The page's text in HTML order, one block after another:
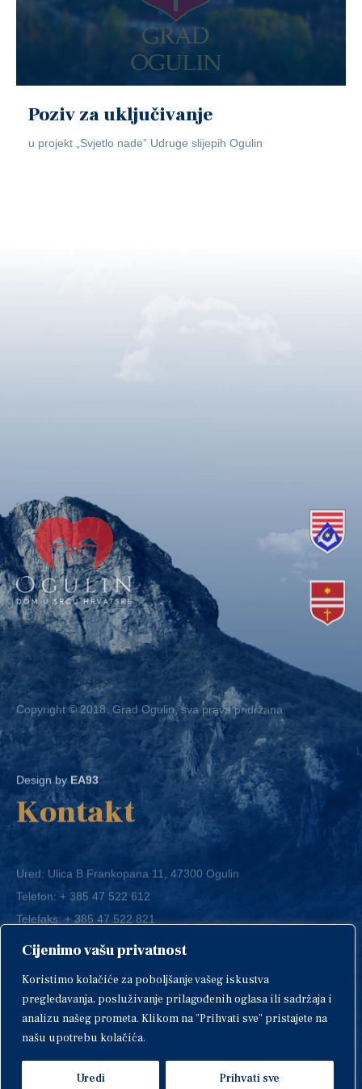
Cijenimo vašu privatnost
Koristimo kolačiće za poboljšanje vašeg iskustva
pregledavanja, posluživanje prilagođenih oglasa ili sadržaja i
analizu našeg prometa. Klikom na "Prihvati sve" pristajete na
našu upotrebu kolačića.
Uredi Prihvati sve
Poziv za uključivanje
u projekt „Svjetlo nade” Udruge slijepih Ogulin
Copyright © 2018. Grad Ogulin, sva prava pridržana.
Design by EA93
Kontakt
Telefon:+ 385 47 522 612
Telefaks:+ 385 47 522 821
E-mail:grad-ogulin@ogulin.hr
IBAN: HR1424020061829700009